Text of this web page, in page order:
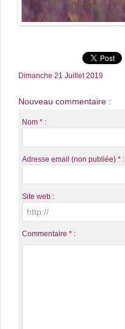
Dimanche 21 Juillet 2019
Nouveau commentaire :
Nom * :
Adresse email (non publiée) * :
Site web :
Commentaire * :